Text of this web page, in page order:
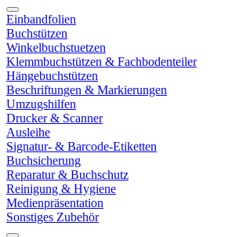
Einbandfolien
Buchstützen
Winkelbuchstuetzen
Klemmbuchstützen & Fachbodenteiler
Hängebuchstützen
Beschriftungen & Markierungen
Umzugshilfen
Drucker & Scanner
Ausleihe
Signatur- & Barcode-Etiketten
Buchsicherung
Reparatur & Buchschutz
Reinigung & Hygiene
Medienpräsentation
Sonstiges Zubehör